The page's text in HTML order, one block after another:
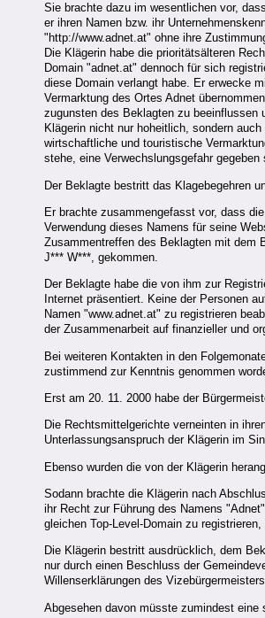
Sie brachte dazu im wesentlichen vor,
er ihren Namen bzw. ihr
"http://www.adnet.at" ohne ihre
Die Klägerin habe die prioritätsälteren
Domain "adnet.at" dennoch für sich
diese Domain verlangt habe. Er erwecke
Vermarktung des Ortes Adnet
zugunsten des Beklagten zu beeinflussen
Klägerin nicht nur hoheitlich, sondern
wirtschaftliche und touristische
stehe, eine Verwechslungsgefahr gegeben
Der Beklagte bestritt das Klagebegehren
Er brachte zusammengefasst vor, dass
Verwendung dieses Namens für seine
Zusammentreffen des Beklagten mit dem
J*** W***, gekommen.
Der Beklagte habe die von ihm zur
Internet präsentiert. Keine der Personen
Namen "www.adnet.at" zu registrieren
der Zusammenarbeit auf finanzieller und
Bei weiteren Kontakten in den
zustimmend zur Kenntnis genommen
Erst am 20. 11. 2000 habe der
Die Rechtsmittelgerichte verneinten in
Unterlassungsanspruch der Klägerin im
Ebenso wurden die von der Klägerin
Sodann brachte die Klägerin nach
ihr Recht zur Führung des Namens
gleichen Top-Level-Domain zu
Die Klägerin bestritt ausdrücklich, dem
nur durch einen Beschluss der
Willenserklärungen des
Abgesehen davon müsste zumindest